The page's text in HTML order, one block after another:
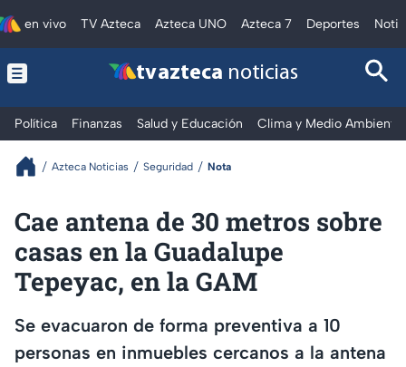
en vivo TV Azteca Azteca UNO Azteca 7 Deportes
tv azteca noticias
Política Finanzas Salud y Educación Clima y Medio Ambiente
Azteca Noticias Seguridad Nota
Cae antena de 30 metros sobre
casas en la Guadalupe
Tepeyac, en la GAM
Se evacuaron de forma preventiva a 10
personas en inmuebles cercanos a la antena